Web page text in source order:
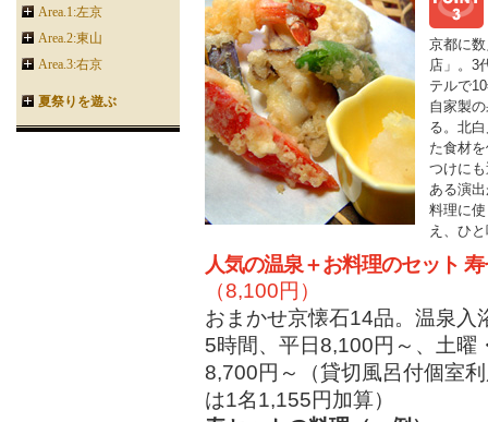
京都に
店」。3
テルで
自家製
る。北
た食材
つけに
ある演
料理に
え、ひ
人気の温泉＋お料理のセット
（8,100円）
おまかせ京懐石14品。温泉入
5時間、平日8,100円～、土曜
8,700円～（貸切風呂付個室
は1名1,155円加算）
Area.1:左京
Area.2:東山
Area.3:右京
夏祭りを遊ぶ